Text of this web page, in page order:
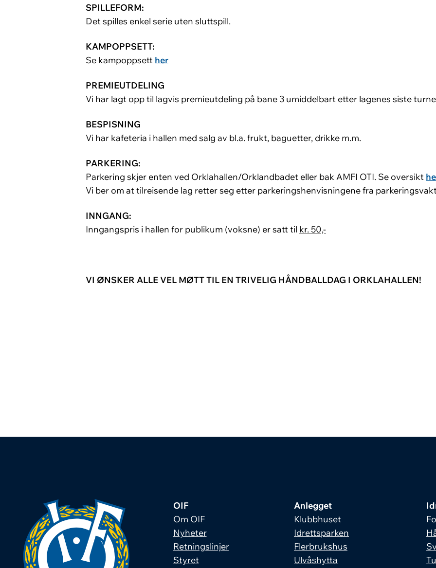
SPILLEFORM:
Det spilles enkel serie uten sluttspill.
KAMPOPPSETT:
Se kampoppsett her
PREMIEUTDELING
Vi har lagt opp til lagvis premieutdeling på bane 3 umiddelbart etter lagenes siste
BESPISNING
Vi har kafeteria i hallen med salg av bl.a. frukt, baguetter, drikke m.m.
PARKERING:
Parkering skjer enten ved Orklahallen/Orklandbadet eller bak AMFI OTI. Se oversikt
Vi ber om at tilreisende lag retter seg etter parkeringshenvisningene fra
INNGANG:
Inngangspris i hallen for publikum (voksne) er satt til kr. 50,-
VI ØNSKER ALLE VEL MØTT TIL EN TRIVELIG HÅNDBALLDAG I ORKLAHALLEN!
OIF
Om OIF
Nyheter
Retningslinjer
Styret
Anlegget
Klubbhuset
Idrettsparken
Flerbrukshus
Ulvåshytta